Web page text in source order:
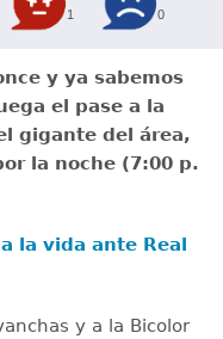
1 0
y ya sabemos
el pase a la
gigante del área,
la noche (7:00 p.
la vida ante Real
y a la Bicolor